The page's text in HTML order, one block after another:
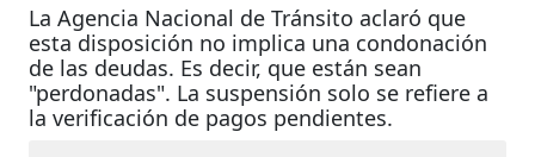
La Agencia Nacional de Tránsito aclaró que
esta disposición no implica una condonación
de las deudas. Es decir, que están sean
"perdonadas". La suspensión solo se refiere a
la verificación de pagos pendientes.